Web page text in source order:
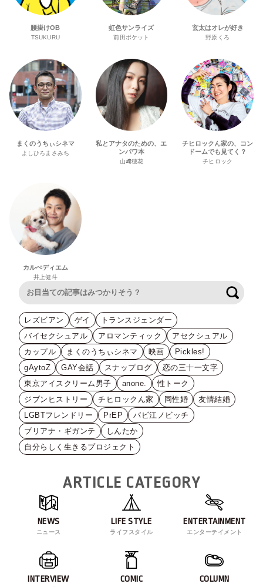
腰掛けOB
TSUKURU
虹色サンライズ
前田ポケット
玄太はオレが好き
野原くろ
まくのうちぃシネマ
よしひろまさみち
私とアナタのための、エ
ンパワ本
山﨑穂花
チヒロックん家の、コン
ドームでも見てく？
チヒロック
カルぺディエム
井上健斗
レズビアン ゲイ
トランスジェンダー
バイセクシュアル
アロマンティック
アセクシュアル
カップル
まくのうちぃシネマ 映画
Pickles!
gAytoZ
GAY会話 スナップログ
恋の三十一文字
東京アイスクリーム男子
anone.
性トーク
ジブンヒストリー
チヒロックん家 同性婚
友情結婚
LGBTフレンドリー
PrEP
バビ江ノビッチ
ブリアナ・ギガンテ
しんたか
自分らしく生きるプロジェクト
ARTICLE CATEGORY
NEWS
ニュース
LIFE STYLE
ライフスタイル
ENTERTAINMENT
エンターテイメント
INTERVIEW COMIC COLUMN